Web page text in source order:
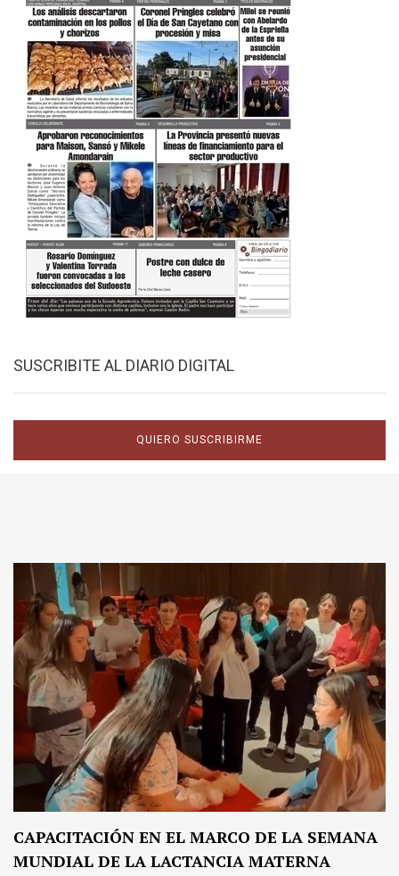
SUSCRIBITE AL DIARIO DIGITAL
QUIERO SUSCRIBIRME
CAPACITACIÓN EN EL MARCO DE LA SEMANA
MUNDIAL DE LA LACTANCIA MATERNA